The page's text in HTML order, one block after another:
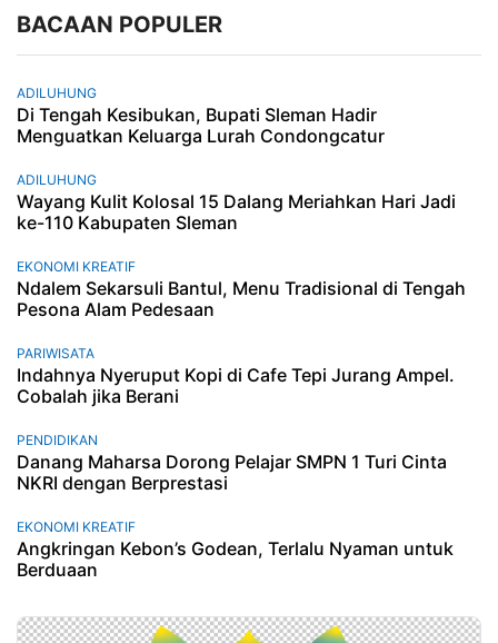
BACAAN POPULER
ADILUHUNG
Di Tengah Kesibukan, Bupati Sleman Hadir
Menguatkan Keluarga Lurah Condongcatur
ADILUHUNG
Wayang Kulit Kolosal 15 Dalang Meriahkan Hari Jadi
ke-110 Kabupaten Sleman
EKONOMI KREATIF
Ndalem Sekarsuli Bantul, Menu Tradisional di Tengah
Pesona Alam Pedesaan
PARIWISATA
Indahnya Nyeruput Kopi di Cafe Tepi Jurang Ampel.
Cobalah jika Berani
PENDIDIKAN
Danang Maharsa Dorong Pelajar SMPN 1 Turi Cinta
NKRI dengan Berprestasi
EKONOMI KREATIF
Angkringan Kebon’s Godean, Terlalu Nyaman untuk
Berduaan